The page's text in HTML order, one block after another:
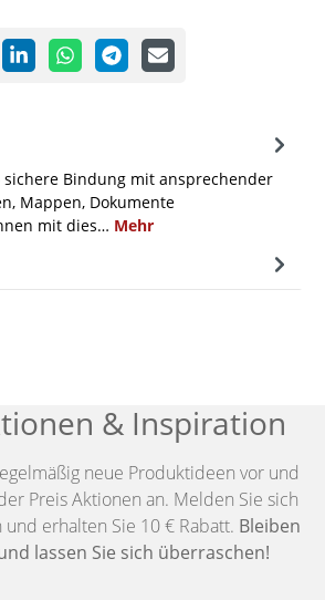
Bindung mit ansprechender
Mappen, Dokumente
mit dies… Mehr
& Inspiration
neue Produktideen vor und
Preis Aktionen an. Melden Sie sich
erhalten Sie 10 € Rabatt. Bleiben
lassen Sie sich überraschen!